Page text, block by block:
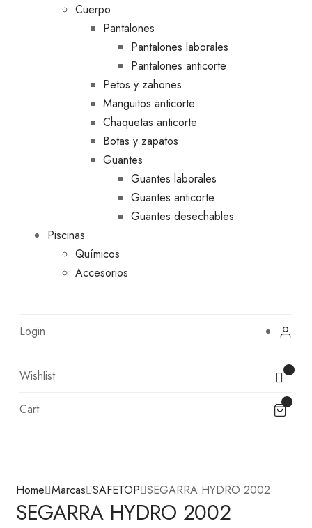
Cuerpo
Pantalones
Pantalones laborales
Pantalones anticorte
Petos y zahones
Manguitos anticorte
Chaquetas anticorte
Botas y zapatos
Guantes
Guantes laborales
Guantes anticorte
Guantes desechables
Piscinas
Químicos
Accesorios
Login
Wishlist
Cart
Home Marcas SAFETOP SEGARRA HYDRO 2002
SEGARRA HYDRO 2002